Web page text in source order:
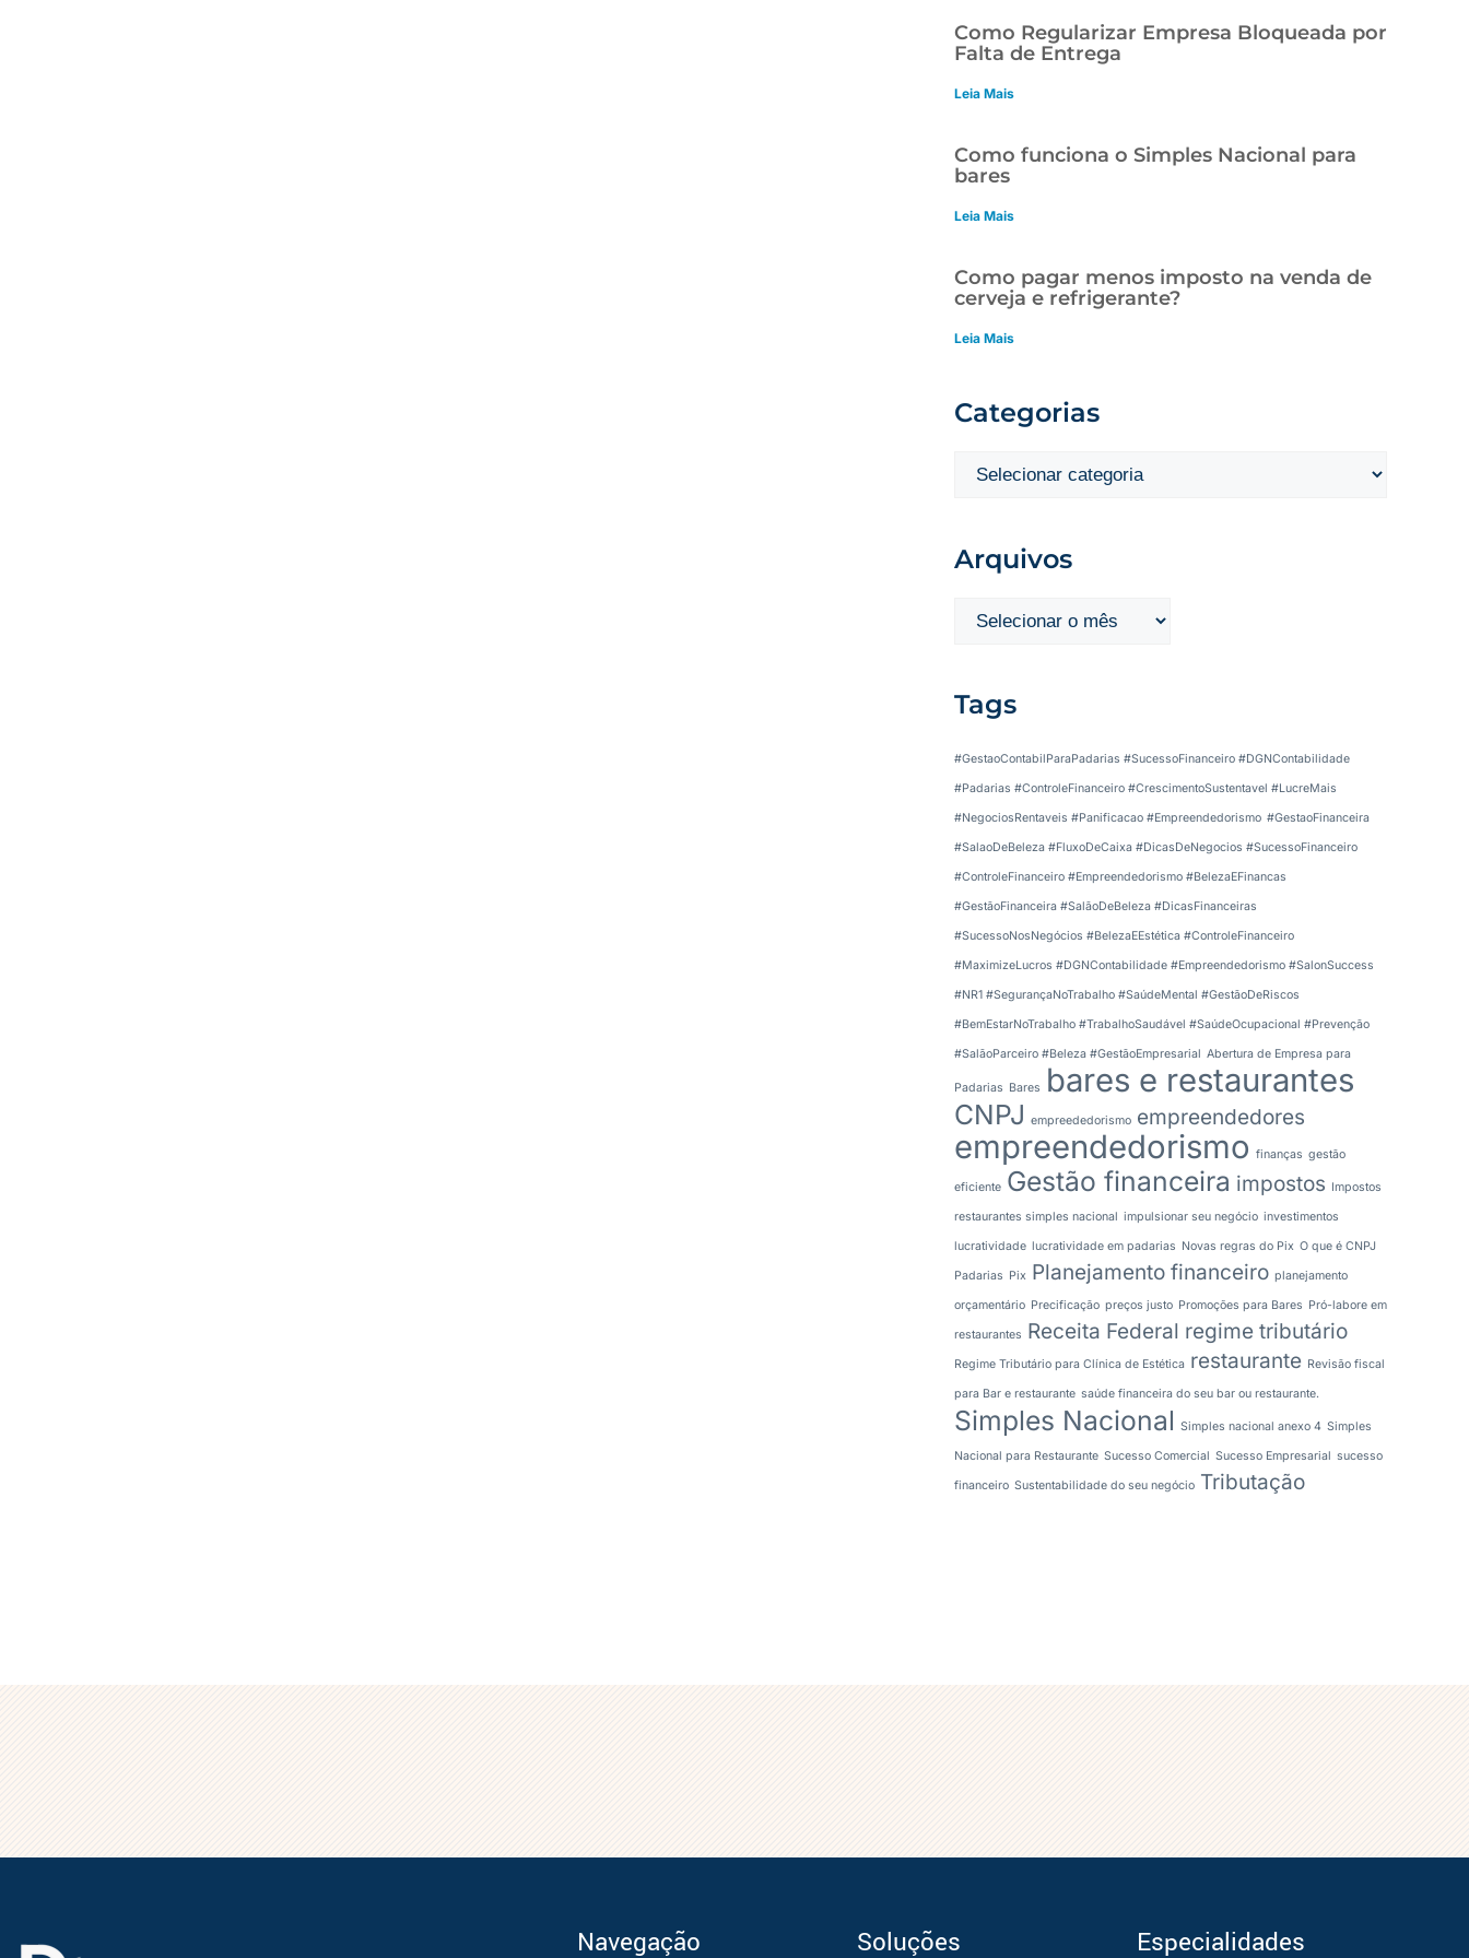
Como Regularizar Empresa Bloqueada por
Falta de Entrega
Leia Mais
Como funciona o Simples Nacional para
bares
Leia Mais
Como pagar menos imposto na venda de
cerveja e refrigerante?
Leia Mais
Categorias
Arquivos
Tags
#GestaoContabilParaPadarias #SucessoFinanceiro #DGNContabilidade
#Padarias #ControleFinanceiro #CrescimentoSustentavel #LucreMais
#NegociosRentaveis #Panificacao #Empreendedorismo #GestaoFinanceira
#SalaoDeBeleza #FluxoDeCaixa #DicasDeNegocios #SucessoFinanceiro
#ControleFinanceiro #Empreendedorismo #BelezaEFinancas
#GestãoFinanceira #SalãoDeBeleza #DicasFinanceiras
#SucessoNosNegócios #BelezaEEstética #ControleFinanceiro
#MaximizeLucros #DGNContabilidade #Empreendedorismo #SalonSuccess
#NR1 #SegurançaNoTrabalho #SaúdeMental #GestãoDeRiscos
#BemEstarNoTrabalho #TrabalhoSaudável #SaúdeOcupacional #Prevenção
#SalãoParceiro #Beleza #GestãoEmpresarial Abertura de Empresa para
Padarias Bares bares e restaurantes
CNPJ empreededorismo empreendedores
empreendedorismo finanças gestão
eficiente Gestão financeira impostos Impostos
restaurantes simples nacional impulsionar seu negócio investimentos
lucratividade lucratividade em padarias Novas regras do Pix O que é CNPJ
Padarias Pix Planejamento financeiro planejamento
orçamentário Precificação preços justo Promoções para Bares Pró-labore em
restaurantes Receita Federal regime tributário
Regime Tributário para Clínica de Estética restaurante Revisão fiscal
para Bar e restaurante saúde financeira do seu bar ou restaurante.
Simples Nacional Simples nacional anexo 4 Simples
Nacional para Restaurante Sucesso Comercial Sucesso Empresarial sucesso
financeiro Sustentabilidade do seu negócio Tributação
Navegação Soluções Especialidades